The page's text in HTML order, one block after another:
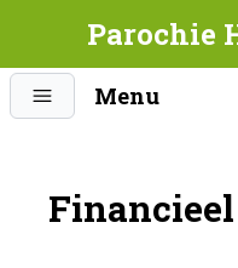
Parochie
Menu
Financieel